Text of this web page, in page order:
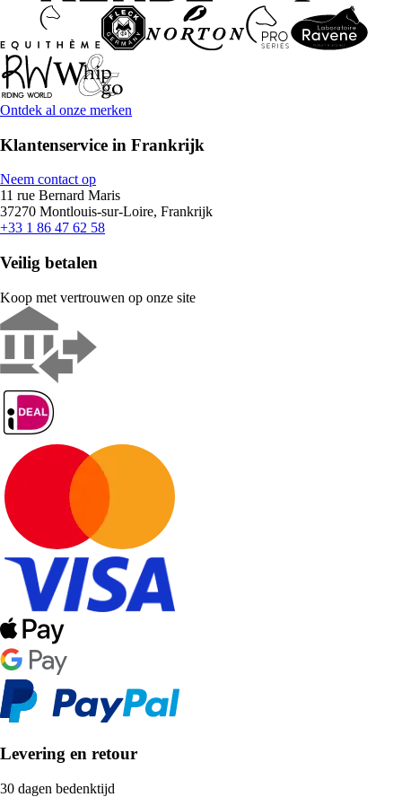
Ontdek al onze merken
Klantenservice in Frankrijk
Neem contact op
11 rue Bernard Maris
37270 Montlouis-sur-Loire, Frankrijk
+33 1 86 47 62 58
Veilig betalen
Koop met vertrouwen op onze site
Levering en retour
30 dagen bedenktijd